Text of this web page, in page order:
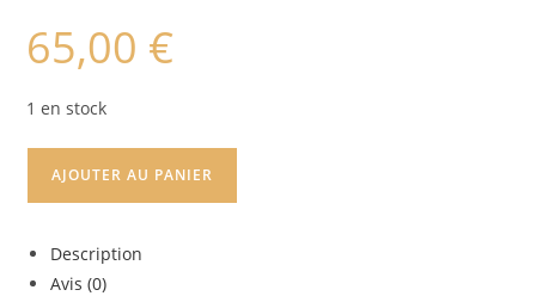
65,00 €
1 en stock
AJOUTER AU PANIER
Description
Avis (0)